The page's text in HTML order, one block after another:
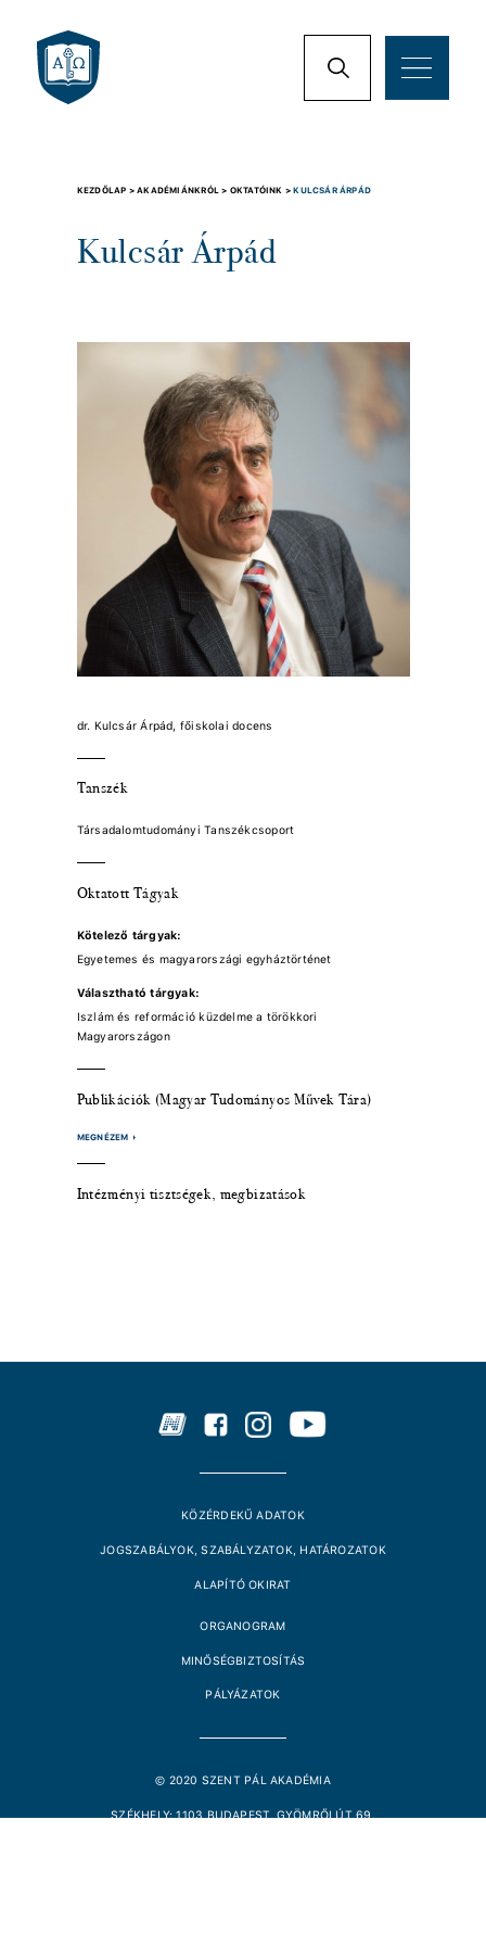
KEZDŐLAP >AKADÉMIÁNKRÓL > OKTATÓINK >KULCSÁR ÁRPÁD
Kulcsár Árpád
dr. Kulcsár Árpád, főiskolai docens
Tanszék
Társadalomtudományi Tanszékcsoport
Oktatott Tágyak
Kötelező tárgyak:
Egyetemes és magyarországi egyháztörténet
Választható tárgyak:
Iszlám és reformáció küzdelme a törökkori
Magyarországon
Publikációk (Magyar Tudományos Művek Tára)
MEGNÉZEM
Intézményi tisztségek, megbizatások
KÖZÉRDEKŰ ADATOK
JOGSZABÁLYOK, SZABÁLYZATOK, HATÁROZATOK
ALAPÍTÓ OKIRAT
ORGANOGRAM
MINŐSÉGBIZTOSÍTÁS
PÁLYÁZATOK
© 2020 SZENT PÁL AKADÉMIA
SZÉKHELY: 1103 BUDAPEST, GYÖMRŐI ÚT 69.